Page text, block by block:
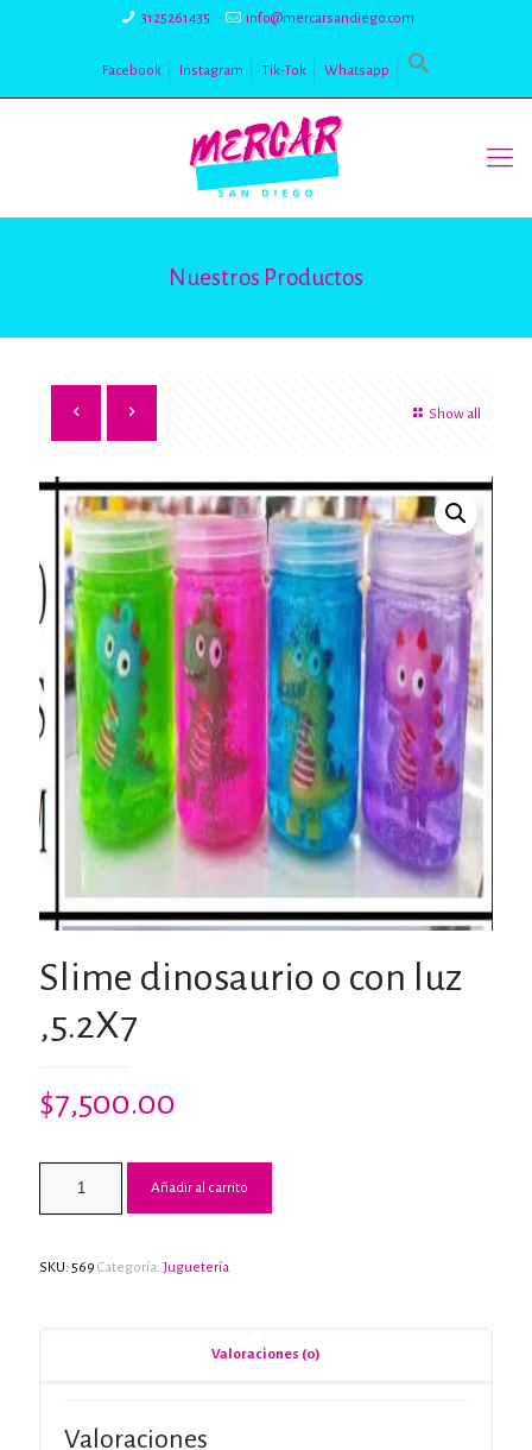
3125261435 info@mercarsandiego.com
Facebook Instagram Tik-Tok Whatsapp
Nuestros Productos
Show all
Slime dinosaurio o con luz
,5.2X7
$7,500.00
Añadir al carrito
SKU: 569 Categoría: Juguetería
Valoraciones (0)
Valoraciones